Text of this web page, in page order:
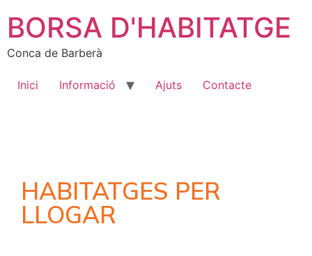
BORSA D'HABITATGE
Conca de Barberà
Inici Informació Ajuts Contacte
HABITATGES PER
LLOGAR